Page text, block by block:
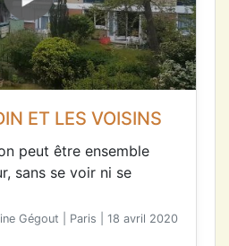
ET LES VOISINS
peut être ensemble
sans se voir ni se
Gégout | Paris | 18 avril 2020